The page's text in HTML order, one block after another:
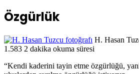
Özgürlük
H. Hasan
1.583 2 dakika okuma süresi
“Kendi kaderini tayin etme özgürlüğü, yani